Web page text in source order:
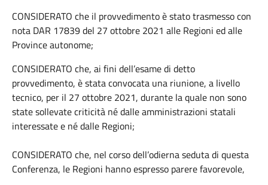
CONSIDERATO che il provvedimento è stato trasmesso con
nota DAR 17839 del 27 ottobre 2021 alle Regioni ed alle
Province autonome;
CONSIDERATO che, ai fini dell’esame di detto
provvedimento, è stata convocata una riunione, a livello
tecnico, per il 27 ottobre 2021, durante la quale non sono
state sollevate criticità né dalle amministrazioni statali
interessate e né dalle Regioni;
CONSIDERATO che, nel corso dell’odierna seduta di questa
Conferenza, le Regioni hanno espresso parere favorevole,